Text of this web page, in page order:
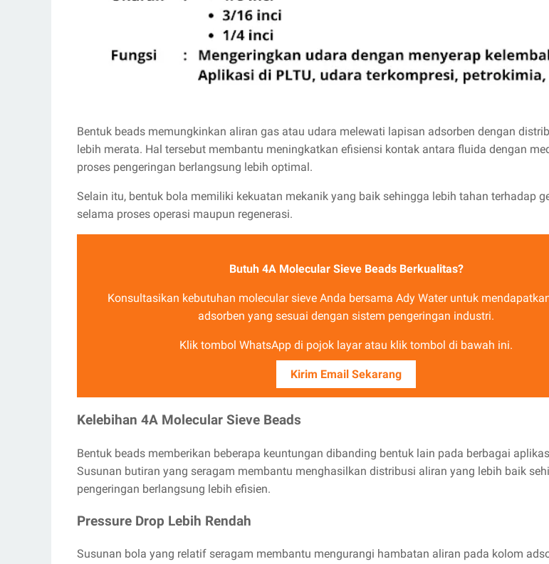
Bentuk beads memungkinkan aliran gas atau udara melewati lapisan adsorben dengan
lebih merata. Hal tersebut membantu meningkatkan efisiensi kontak antara fluida dengan
proses pengeringan berlangsung lebih optimal.
Selain itu, bentuk bola memiliki kekuatan mekanik yang baik sehingga lebih tahan terhadap
selama proses operasi maupun regenerasi.
Butuh 4A Molecular Sieve Beads Berkualitas?
Konsultasikan kebutuhan molecular sieve Anda bersama Ady Water untuk
adsorben yang sesuai dengan sistem pengeringan industri.
Klik tombol WhatsApp di pojok layar atau klik tombol di bawah ini.
Kirim Email Sekarang
Kelebihan 4A Molecular Sieve Beads
Bentuk beads memberikan beberapa keuntungan dibanding bentuk lain pada berbagai
Susunan butiran yang seragam membantu menghasilkan distribusi aliran yang lebih baik
pengeringan berlangsung lebih efisien.
Pressure Drop Lebih Rendah
Susunan bola yang relatif seragam membantu mengurangi hambatan aliran pada kolom